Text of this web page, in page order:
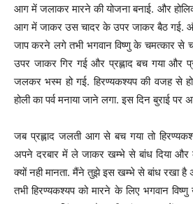
आग में जलाकर मारने की योजना बनाई. और
आग में जाकर उस चादर के उपर जाकर बैठ गई. और
जाप करने लगे तभी भगवान विष्णु के चमत्कार से
उपर जाकर गिर गई और प्रह्लाद बच गया और
जलकर भस्म हो गई. हिरण्यकश्यप की वजह से
होली का पर्व मनाया जाने लगा. इस दिन बुराई पर
जब प्रह्लाद जलती आग से बच गया तो
अपने दरबार में ले जाकर खम्भे से बांध दिया और
क्यों नही मानता. मैंने तुझे इस खम्भे से बांध रखा है
तभी हिरण्यकश्यप को मारने के लिए भगवान